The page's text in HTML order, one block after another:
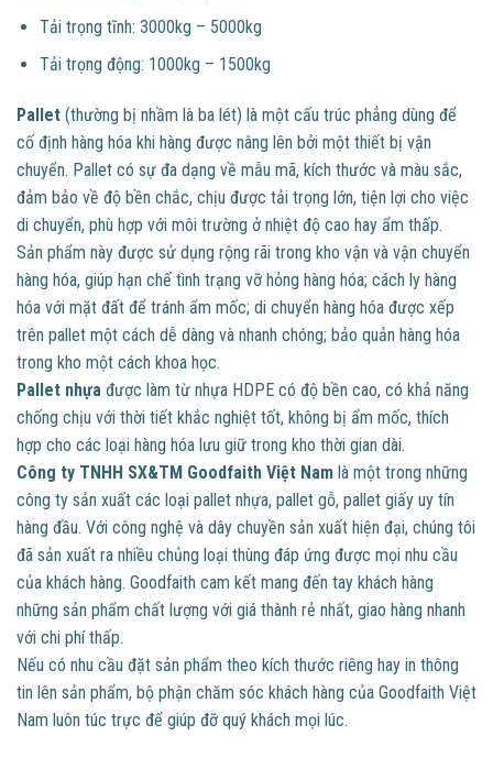
Tải trọng tĩnh: 3000kg – 5000kg
Tải trọng động: 1000kg – 1500kg
Pallet (thường bị nhầm là ba lét) là một cấu trúc phẳng dùng để
cố định hàng hóa khi hàng được nâng lên bởi một thiết bị vận
chuyển. Pallet có sự đa dạng về mẫu mã, kích thước và màu sắc,
đảm bảo về độ bền chắc, chịu được tải trọng lớn, tiện lợi cho việc
di chuyển, phù hợp với môi trường ở nhiệt độ cao hay ẩm thấp.
Sản phẩm này được sử dụng rộng rãi trong kho vận và vận chuyển
hàng hóa, giúp hạn chế tình trạng vỡ hỏng hàng hóa; cách ly hàng
hóa với mặt đất để tránh ẩm mốc; di chuyển hàng hóa được xếp
trên pallet một cách dễ dàng và nhanh chóng; bảo quản hàng hóa
trong kho một cách khoa học.
Pallet nhựa được làm từ nhựa HDPE có độ bền cao, có khả năng
chống chịu với thời tiết khắc nghiệt tốt, không bị ẩm mốc, thích
hợp cho các loại hàng hóa lưu giữ trong kho thời gian dài.
Công ty TNHH SX&TM Goodfaith Việt Nam là một trong những
công ty sản xuất các loại pallet nhựa, pallet gỗ, pallet giấy uy tín
hàng đầu. Với công nghệ và dây chuyền sản xuất hiện đại, chúng tôi
đã sản xuất ra nhiều chủng loại thùng đáp ứng được mọi nhu cầu
của khách hàng. Goodfaith cam kết mang đến tay khách hàng
những sản phẩm chất lượng với giá thành rẻ nhất, giao hàng nhanh
với chi phí thấp.
Nếu có nhu cầu đặt sản phẩm theo kích thước riêng hay in thông
tin lên sản phẩm, bộ phận chăm sóc khách hàng của Goodfaith Việt
Nam luôn túc trực để giúp đỡ quý khách mọi lúc.